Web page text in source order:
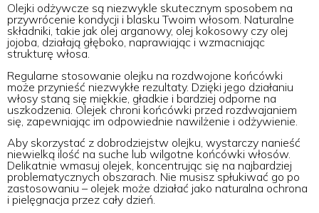
Olejki odżywcze są niezwykle skutecznym sposobem na
przywrócenie kondycji i blasku Twoim włosom. Naturalne
składniki, takie jak olej arganowy, olej kokosowy czy olej
jojoba, działają głęboko, naprawiając i wzmacniając
strukturę włosa.
Regularne stosowanie olejku na rozdwojone końcówki
może przynieść niezwykłe rezultaty. Dzięki jego działaniu
włosy staną się miękkie, gładkie i bardziej odporne na
uszkodzenia. Olejek chroni końcówki przed rozdwajaniem
się, zapewniając im odpowiednie nawilżenie i odżywienie.
Aby skorzystać z dobrodziejstw olejku, wystarczy nanieść
niewielką ilość na suche lub wilgotne końcówki włosów.
Delikatnie wmasuj olejek, koncentrując się na najbardziej
problematycznych obszarach. Nie musisz spłukiwać go po
zastosowaniu – olejek może działać jako naturalna ochrona
i pielęgnacja przez cały dzień.